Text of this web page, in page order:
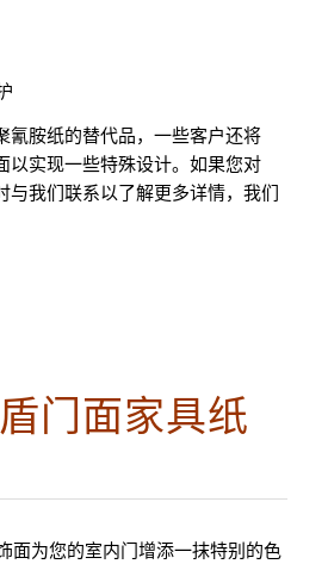
氰胺纸的替代品，一些客户还将
以实现一些特殊设计。如果您对
与我们联系以了解更多详情，我们
门面家具纸
面为您的室内门增添一抹特别的色